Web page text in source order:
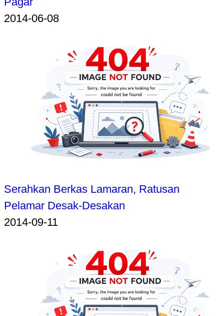
2014-06-08
Serahkan Berkas Lamaran, Ratusan
Pelamar Desak-Desakan
2014-09-11